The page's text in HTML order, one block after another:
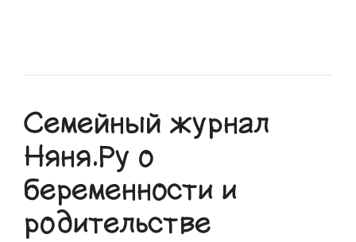
Семейный журнал
Няня.Ру о
беременности и
родительстве